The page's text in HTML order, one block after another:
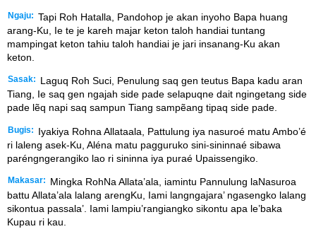
Ngaju: Tapi Roh Hatalla, Pandohop je akan inyoho Bapa huang
arang-Ku, Ie te je kareh majar keton taloh handiai tuntang
mampingat keton tahiu taloh handiai je jari insanang-Ku akan
keton.
Sasak:
Laguq Roh Suci, Penulung saq gen teutus Bapa kadu aran
Tiang, Ie saq gen ngajah side pade selapuqne dait ngingetang side
pade lẽq napi saq sampun Tiang sampẽang tipaq side pade.
Bugis:
Iyakiya Rohna Allataala, Pattulung iya nasuroé matu Ambo’é
ri laleng asek-Ku, Aléna matu pagguruko sini-sininnaé sibawa
paréngngerangiko lao ri sininna iya puraé Upaissengiko.
Makasar:
Mingka RohNa Allata’ala, iamintu Pannulung laNasuroa
battu Allata’ala lalang arengKu, Iami langngajara’ ngasengko lalang
sikontua passala’. Iami lampiu’rangiangko sikontu apa le’baka
Kupau ri kau.